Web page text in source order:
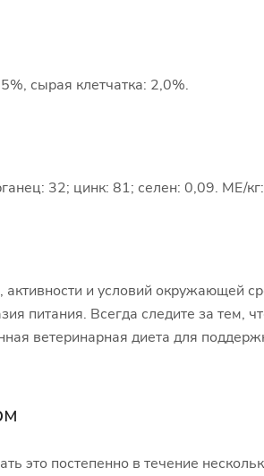
сырая клетчатка: 2,0%.
32; цинк: 81; селен: 0,09. МЕ/
и условий окружающей
питания. Всегда следите за тем,
ветеринарная диета для
это постепенно в течение